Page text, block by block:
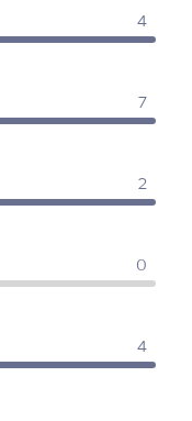
4
7
2
0
4